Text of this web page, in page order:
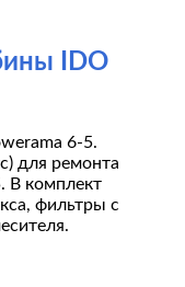
IDO
6-5.
для ремонта
В комплект
фильтры с